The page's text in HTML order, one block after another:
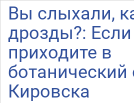
Вы слыхали,
дрозды?: Если
приходите в
ботанический
Кировска